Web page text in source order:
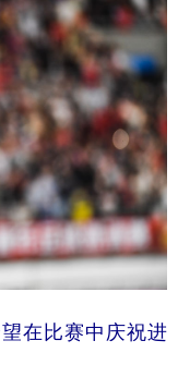
数字经济
溯源中国
会展
悦读
上市公司
在比赛中庆祝进